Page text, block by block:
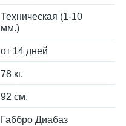
Техническая (1-10
мм.)
от 14 дней
78 кг.
92 см.
Габбро Диабаз